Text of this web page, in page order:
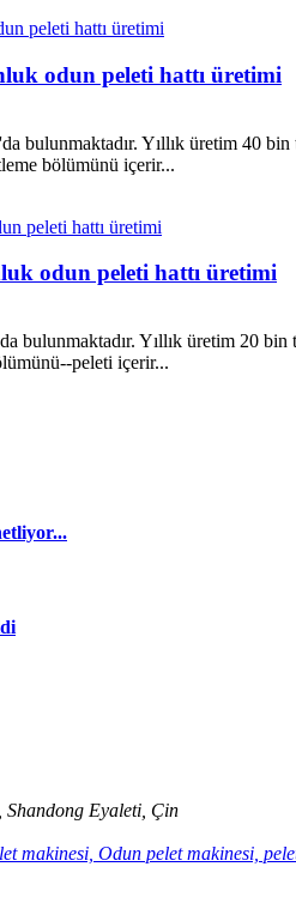
odun peleti hattı üretimi
bulunmaktadır. Yıllık üretim 40
bölümünü içerir...
odun peleti hattı üretimi
bulunmaktadır. Yıllık üretim 20
peleti içerir...
Shandong Eyaleti, Çin
makinesi, Odun pelet makinesi,